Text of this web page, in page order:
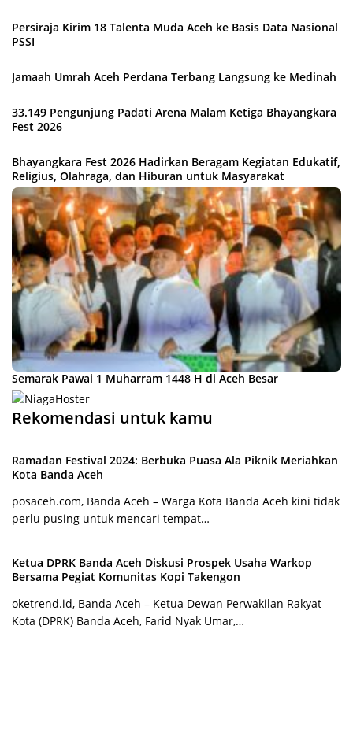
Persiraja Kirim 18 Talenta Muda Aceh ke Basis Data Nasional
PSSI
Jamaah Umrah Aceh Perdana Terbang Langsung ke Medinah
33.149 Pengunjung Padati Arena Malam Ketiga Bhayangkara
Fest 2026
Bhayangkara Fest 2026 Hadirkan Beragam Kegiatan Edukatif,
Religius, Olahraga, dan Hiburan untuk Masyarakat
Semarak Pawai 1 Muharram 1448 H di Aceh Besar
Rekomendasi untuk kamu
Ramadan Festival 2024: Berbuka Puasa Ala Piknik Meriahkan
Kota Banda Aceh
posaceh.com, Banda Aceh – Warga Kota Banda Aceh kini tidak
perlu pusing untuk mencari tempat…
Ketua DPRK Banda Aceh Diskusi Prospek Usaha Warkop
Bersama Pegiat Komunitas Kopi Takengon
oketrend.id, Banda Aceh – Ketua Dewan Perwakilan Rakyat
Kota (DPRK) Banda Aceh, Farid Nyak Umar,…